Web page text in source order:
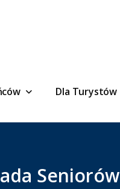
Dla Turystów
Seniorów